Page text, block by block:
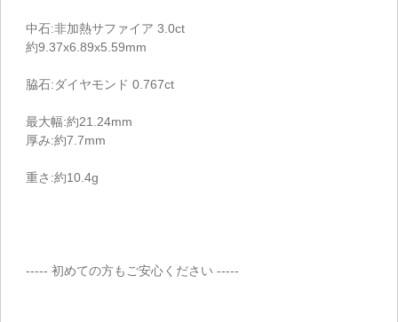
中石:非加熱サファイア 3.0ct
約9.37x6.89x5.59mm
脇石:ダイヤモンド 0.767ct
最大幅:約21.24mm
厚み:約7.7mm
重さ:約10.4g
----- 初めての方もご安心ください -----